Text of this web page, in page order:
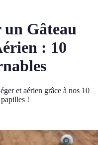
un Gâteau
: 10
et aérien grâce à nos 10
!